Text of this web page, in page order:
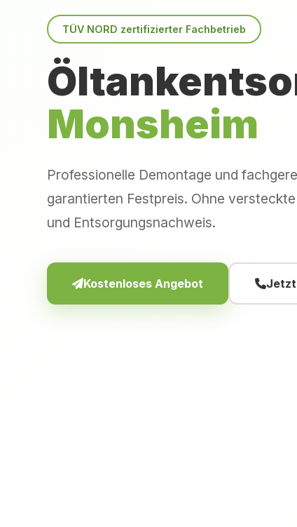
TÜV NORD zertifizierter Fachbetrieb
Monsheim
Professionelle Demontage und
garantierten Festpreis. Ohne
und Entsorgungsnachweis.
Kostenloses Angebot